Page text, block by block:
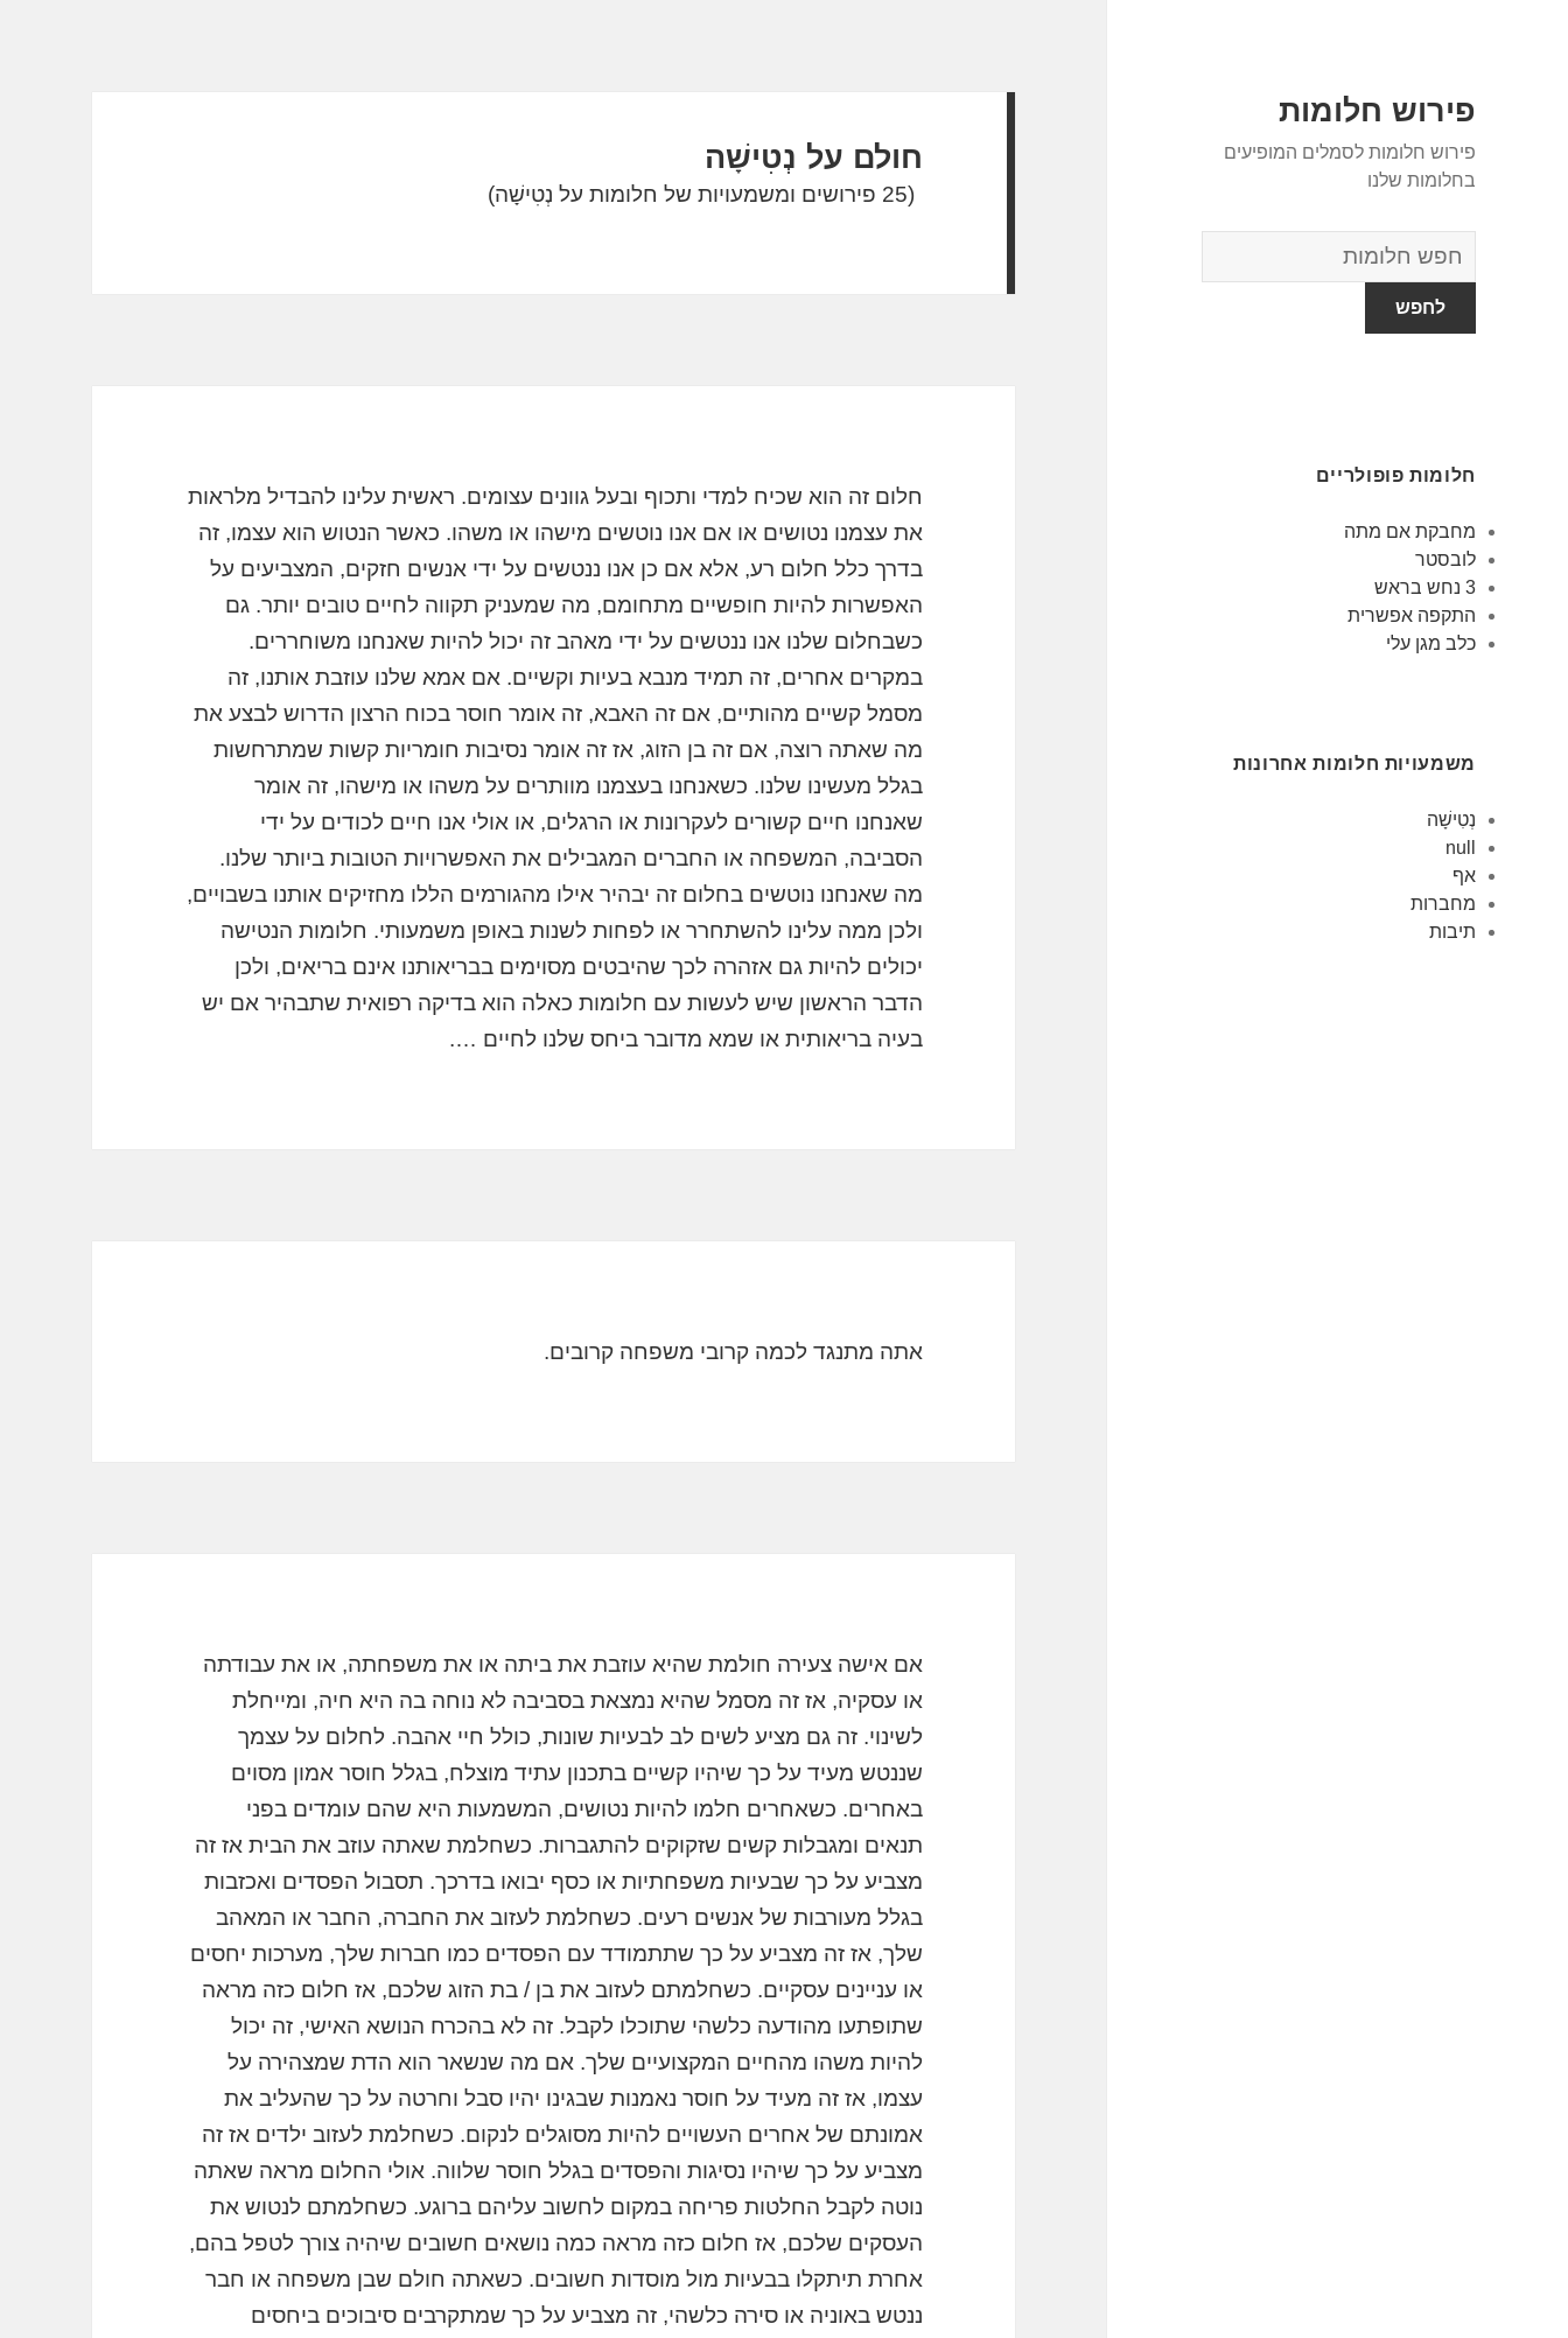
פירוש חלומות
פירוש חלומות לסמלים המופיעים
בחלומות שלנו
מילון
החלומות
חלומות פופולריים
מחבקת אם מתה
לובסטר
3 נחש בראש
התקפה אפשרית
כלב מגן עלי
משמעויות חלומות אחרונות
נְטִישָׁה
null
אף
מחברות
תיבות
חולם על נְטִישָׁה
(25 פירושים ומשמעויות של חלומות על נְטִישָׁה)
חלום זה הוא שכיח למדי ותכוף ובעל גוונים עצומים. ראשית עלינו להבדיל מלראות
את עצמנו נטושים או אם אנו נוטשים מישהו או משהו. כאשר הנטוש הוא עצמו, זה
בדרך כלל חלום רע, אלא אם כן אנו ננטשים על ידי אנשים חזקים, המצביעים על
האפשרות להיות חופשיים מתחומם, מה שמעניק תקווה לחיים טובים יותר. גם
כשבחלום שלנו אנו ננטשים על ידי מאהב זה יכול להיות שאנחנו משוחררים.
במקרים אחרים, זה תמיד מנבא בעיות וקשיים. אם אמא שלנו עוזבת אותנו, זה
מסמל קשיים מהותיים, אם זה האבא, זה אומר חוסר בכוח הרצון הדרוש לבצע את
מה שאתה רוצה, אם זה בן הזוג, אז זה אומר נסיבות חומריות קשות שמתרחשות
בגלל מעשינו שלנו. כשאנחנו בעצמנו מוותרים על משהו או מישהו, זה אומר
שאנחנו חיים קשורים לעקרונות או הרגלים, או אולי אנו חיים לכודים על ידי
הסביבה, המשפחה או החברים המגבילים את האפשרויות הטובות ביותר שלנו.
מה שאנחנו נוטשים בחלום זה יבהיר אילו מהגורמים הללו מחזיקים אותנו בשבויים,
ולכן ממה עלינו להשתחרר או לפחות לשנות באופן משמעותי. חלומות הנטישה
יכולים להיות גם אזהרה לכך שהיבטים מסוימים בבריאותנו אינם בריאים, ולכן
הדבר הראשון שיש לעשות עם חלומות כאלה הוא בדיקה רפואית שתבהיר אם יש
בעיה בריאותית או שמא מדובר ביחס שלנו לחיים ….
אתה מתנגד לכמה קרובי משפחה קרובים.
אם אישה צעירה חולמת שהיא עוזבת את ביתה או את משפחתה, או את עבודתה
או עסקיה, אז זה מסמל שהיא נמצאת בסביבה לא נוחה בה היא חיה, ומייחלת
לשינוי. זה גם מציע לשים לב לבעיות שונות, כולל חיי אהבה. לחלום על עצמך
שננטש מעיד על כך שיהיו קשיים בתכנון עתיד מוצלח, בגלל חוסר אמון מסוים
באחרים. כשאחרים חלמו להיות נטושים, המשמעות היא שהם עומדים בפני
תנאים ומגבלות קשים שזקוקים להתגברות. כשחלמת שאתה עוזב את הבית אז זה
מצביע על כך שבעיות משפחתיות או כסף יבואו בדרכך. תסבול הפסדים ואכזבות
בגלל מעורבות של אנשים רעים. כשחלמת לעזוב את החברה, החבר או המאהב
שלך, אז זה מצביע על כך שתתמודד עם הפסדים כמו חברות שלך, מערכות יחסים
או עניינים עסקיים. כשחלמתם לעזוב את בן / בת הזוג שלכם, אז חלום כזה מראה
שתופתעו מהודעה כלשהי שתוכלו לקבל. זה לא בהכרח הנושא האישי, זה יכול
להיות משהו מהחיים המקצועיים שלך. אם מה שנשאר הוא הדת שמצהירה על
עצמו, אז זה מעיד על חוסר נאמנות שבגינו יהיו סבל וחרטה על כך שהעליב את
אמונתם של אחרים העשויים להיות מסוגלים לנקום. כשחלמת לעזוב ילדים אז זה
מצביע על כך שיהיו נסיגות והפסדים בגלל חוסר שלווה. אולי החלום מראה שאתה
נוטה לקבל החלטות פריחה במקום לחשוב עליהם ברוגע. כשחלמתם לנטוש את
העסקים שלכם, אז חלום כזה מראה כמה נושאים חשובים שיהיה צורך לטפל בהם,
אחרת תיתקלו בבעיות מול מוסדות חשובים. כשאתה חולם שבן משפחה או חבר
ננטש באוניה או סירה כלשהי, זה מצביע על כך שמתקרבים סיבוכים ביחסים